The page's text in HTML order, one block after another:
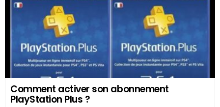
Comment activer son abonnement
PlayStation Plus ?